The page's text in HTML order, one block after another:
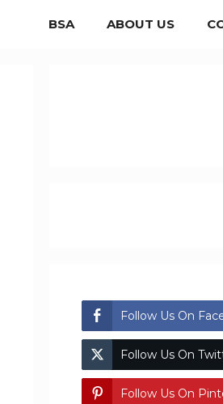
BSA ABOUT US
Follow Us On
Follow Us On
Follow Us On